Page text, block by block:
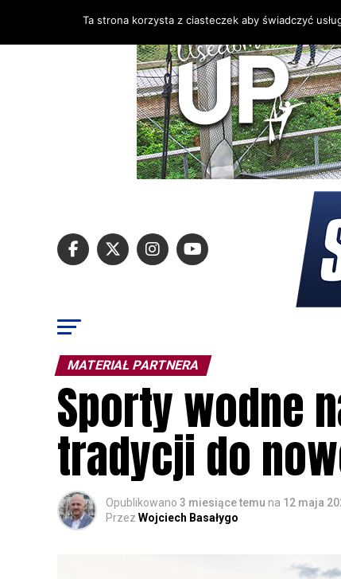
MATERIAŁ PARTNERA
Sporty wodne
tradycji do
Opublikowano 3 miesiące temu na 12 maja
Przez Wojciech Basałygo
Ta strona korzysta z ciasteczek aby świadczyć